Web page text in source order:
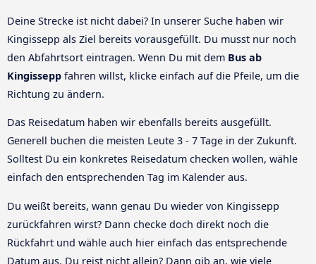
Deine Strecke ist nicht dabei? In unserer Suche haben wir
Kingissepp als Ziel bereits vorausgefüllt. Du musst nur noch
den Abfahrtsort eintragen. Wenn Du mit dem Bus ab
Kingissepp fahren willst, klicke einfach auf die Pfeile, um die
Richtung zu ändern.
Das Reisedatum haben wir ebenfalls bereits ausgefüllt.
Generell buchen die meisten Leute 3 - 7 Tage in der Zukunft.
Solltest Du ein konkretes Reisedatum checken wollen, wähle
einfach den entsprechenden Tag im Kalender aus.
Du weißt bereits, wann genau Du wieder von Kingissepp
zurückfahren wirst? Dann checke doch direkt noch die
Rückfahrt und wähle auch hier einfach das entsprechende
Datum aus. Du reist nicht allein? Dann gib an, wie viele